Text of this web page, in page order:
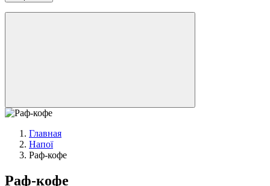
Главная
Напої
Раф-кофе
Раф-кофе